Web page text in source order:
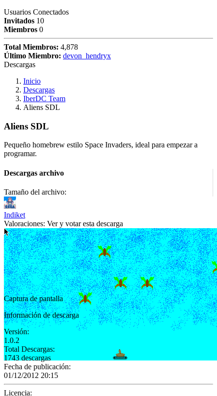
Usuarios Conectados
Invitados 10
Miembros 0
Total Miembros: 4,878
Último Miembro: devon_hendryx
Descargas
Inicio
Descargas
IberDC Team
Aliens SDL
Aliens SDL
Pequeño homebrew estilo Space Invaders, ideal para empezar a
programar.
Descargas archivo
Tamaño del archivo:
Indiket
Valoraciones: Ver y votar esta descarga
Captura de pantalla
Información de descarga
Versión:
1.0.2
Total Descargas:
1743 descargas
Fecha de publicación:
01/12/2012 20:15
Licencia: